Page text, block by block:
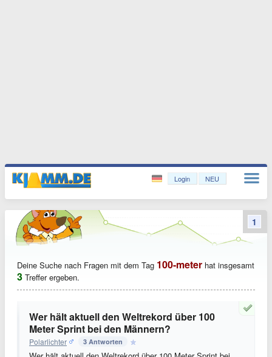
Login NEU
Deine Suche nach Fragen mit dem Tag 100-meter hat insgesamt
3 Treffer ergeben.
Wer hält aktuell den Weltrekord über 100
Meter Sprint bei den Männern?
Polarlichter 3 Antworten
1